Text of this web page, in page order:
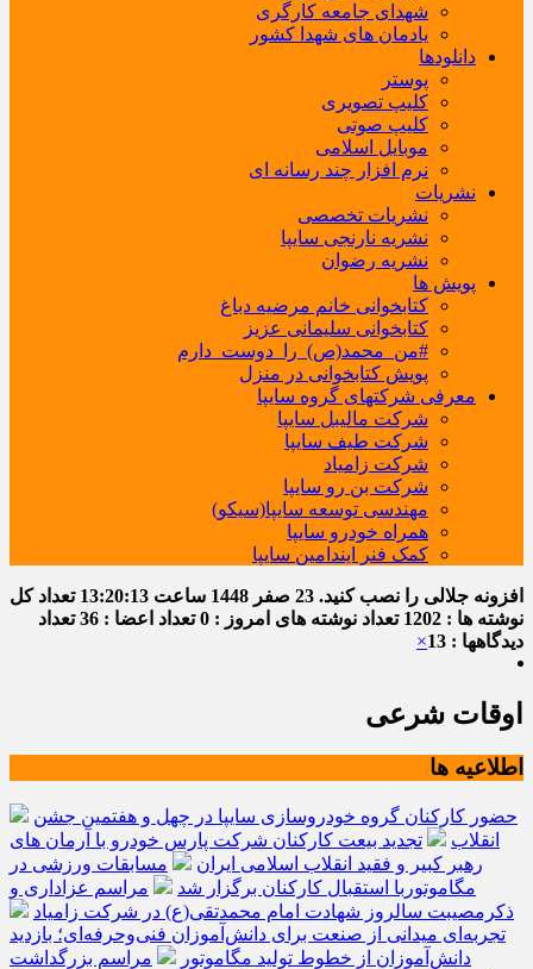
شهدای جامعه کارگری
یادمان های شهدا کشور
دانلودها
پوستر
کلیپ تصویری
کلیپ صوتی
موبایل اسلامی
نرم افزار چند رسانه ای
نشریات
نشریات تخصصی
نشریه نارنجی سایپا
نشریه رضوان
پویش ها
کتابخوانی خانم مرضیه دباغ
کتابخوانی سلیمانی عزیز
#من_محمد(ص)_را_دوست_دارم
پویش کتابخوانی در منزل
معرفی شرکتهای گروه سایپا
شرکت مالیبل سایپا
شرکت طیف سایپا
شرکت زامیاد
شرکت بن رو سایپا
مهندسی توسعه سایپا(سیکو)
همراه خودرو سایپا
کمک فنر ایندامین سایپا
افزونه جلالی را نصب کنید. 23 صفر 1448 ساعت 13:20:13 تعداد کل
نوشته ها : 1202
تعداد نوشته های امروز : 0 تعداد اعضا : 36
تعداد
دیدگاهها : 13
×
اوقات شرعی
اطلاعیه ها
حضور کارکنان گروه خودروسازی سایپا در چهل و هفتمین جشن
انقلاب
تجدید بیعت کارکنان شرکت پارس خودرو با آرمان های
رهبر کبیر و فقید انقلاب اسلامی ایران
مسابقات ورزشی در
مگاموتوربا استقبال کارکنان برگزار شد
مراسم عزاداری و
ذکرمصیبت سالروز شهادت امام محمدتقی(ع) در شرکت زامیاد
تجربه‌ای میدانی از صنعت برای دانش‌آموزان فنی‌وحرفه‌ای؛ بازدید
دانش‌آموزان از خطوط تولید مگاموتور
مراسم بزرگداشت